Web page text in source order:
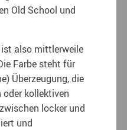
Old School und
also mittlerweile
Farbe steht für
Überzeugung, die
kollektiven
locker und
und